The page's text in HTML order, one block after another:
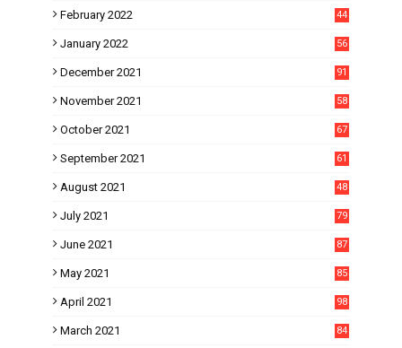
February 2022 44
January 2022 56
December 2021 91
November 2021 58
October 2021 67
September 2021 61
August 2021 48
July 2021 79
June 2021 87
May 2021 85
April 2021 98
March 2021 84